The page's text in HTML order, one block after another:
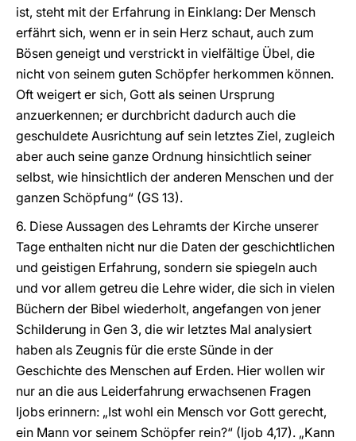
ist, steht mit der Erfahrung in Einklang: Der Mensch
erfährt sich, wenn er in sein Herz schaut, auch zum
Bösen geneigt und verstrickt in vielfältige Übel, die
nicht von seinem guten Schöpfer herkommen können.
Oft weigert er sich, Gott als seinen Ursprung
anzuerkennen; er durchbricht dadurch auch die
geschuldete Ausrichtung auf sein letztes Ziel, zugleich
aber auch seine ganze Ordnung hinsichtlich seiner
selbst, wie hinsichtlich der anderen Menschen und der
ganzen Schöpfung“ (GS 13).
6. Diese Aussagen des Lehramts der Kirche unserer
Tage enthalten nicht nur die Daten der geschichtlichen
und geistigen Erfahrung, sondern sie spiegeln auch
und vor allem getreu die Lehre wider, die sich in vielen
Büchern der Bibel wiederholt, angefangen von jener
Schilderung in Gen 3, die wir letztes Mal analysiert
haben als Zeugnis für die erste Sünde in der
Geschichte des Menschen auf Erden. Hier wollen wir
nur an die aus Leiderfahrung erwachsenen Fragen
Ijobs erinnern: „Ist wohl ein Mensch vor Gott gerecht,
ein Mann vor seinem Schöpfer rein?“ (Ijob 4,17). „Kann